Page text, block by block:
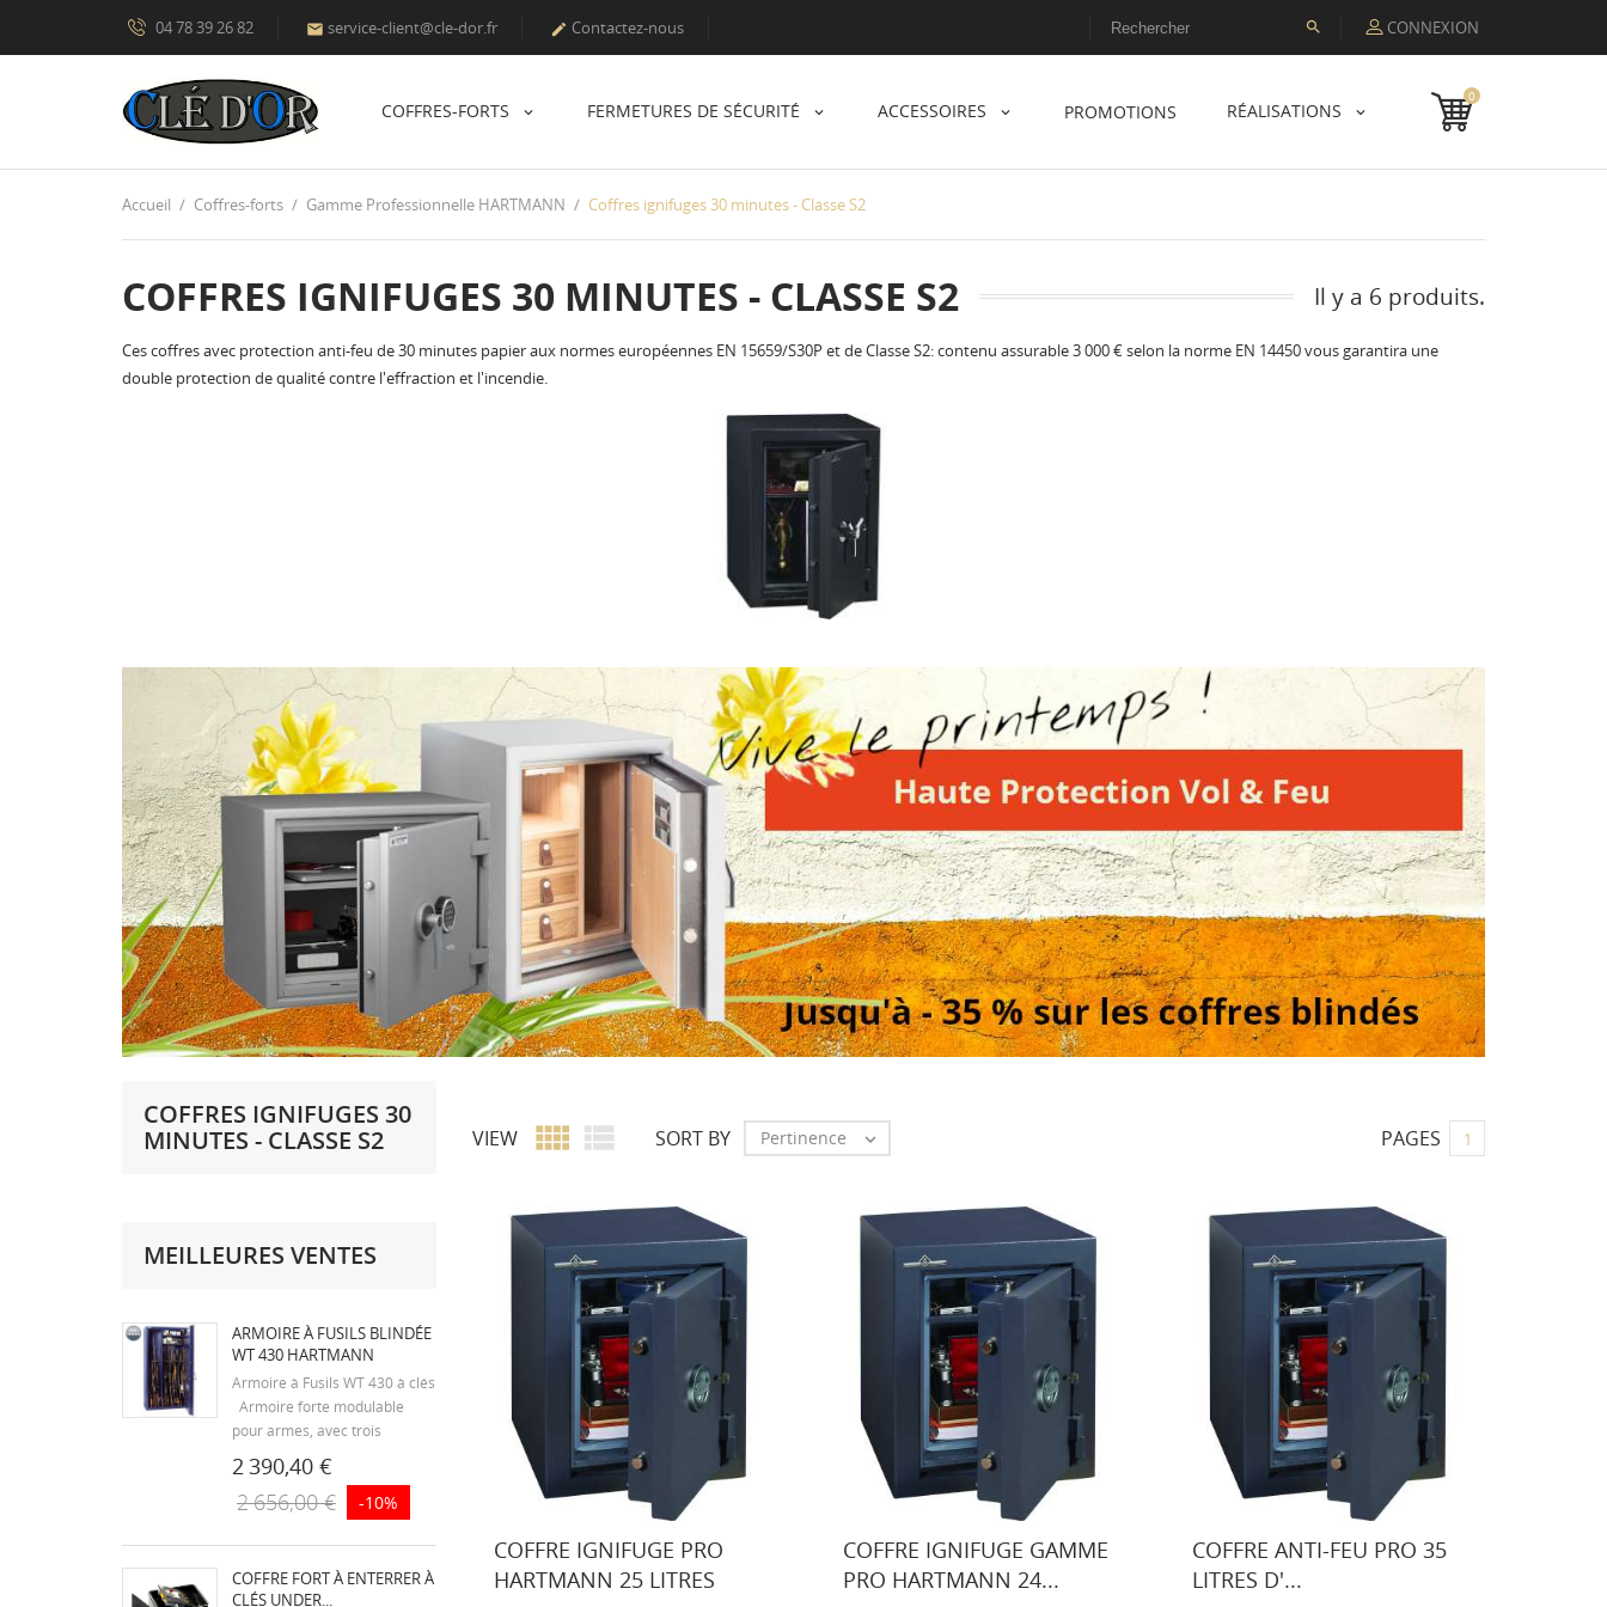
04 78 39 26 82  service-client@cle-dor.fr  Contactez-nous  CONNEXION
COFFRES-FORTS FERMETURES DE SÉCURITÉ ACCESSOIRES PROMOTIONS RÉALISATIONS
0
Accueil Coffres-forts Gamme Professionnelle HARTMANN Coffres ignifuges 30 minutes - Classe S2
COFFRES IGNIFUGES 30 MINUTES - CLASSE S2 Il y a 6 produits.
Ces coffres avec protection anti-feu de 30 minutes papier aux normes européennes EN 15659/S30P et de Classe S2: contenu assurable 3 000 € selon la norme EN 14450 vous garantira une
double protection de qualité contre l'effraction et l'incendie.
COFFRES IGNIFUGES 30
MINUTES - CLASSE S2
MEILLEURES VENTES
ARMOIRE À FUSILS BLINDÉE
WT 430 HARTMANN
Armoire à Fusils WT 430 à clés
Armoire forte modulable
pour armes, avec trois
possibilités d’aménagement :
les étagères et les supports
d’armes sont amovibles.
Corps indéformable et
monobloc de 30/10ème sans
trace d’assemblage ni
soudure....
2 390,40 €
2 656,00 €
-10%
COFFRE FORT À ENTERRER À
CLÉS UNDER...
VIEW   SORT BY Pertinence  PAGES 1
COFFRE IGNIFUGE PRO
HARTMANN 25 LITRES
COFFRE IGNIFUGE GAMME
PRO HARTMANN 24...
COFFRE ANTI-FEU PRO 35
LITRES D'...